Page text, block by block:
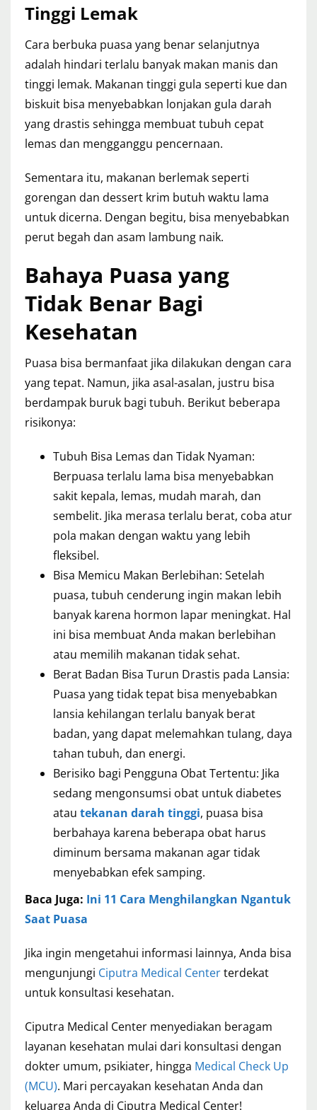
Tinggi Lemak
Cara berbuka puasa yang benar selanjutnya
adalah hindari terlalu banyak makan manis dan
tinggi lemak. Makanan tinggi gula seperti kue dan
biskuit bisa menyebabkan lonjakan gula darah
yang drastis sehingga membuat tubuh cepat
lemas dan mengganggu pencernaan.
Sementara itu, makanan berlemak seperti
gorengan dan dessert krim butuh waktu lama
untuk dicerna. Dengan begitu, bisa menyebabkan
perut begah dan asam lambung naik.
Bahaya Puasa yang
Tidak Benar Bagi
Kesehatan
Puasa bisa bermanfaat jika dilakukan dengan cara
yang tepat. Namun, jika asal-asalan, justru bisa
berdampak buruk bagi tubuh. Berikut beberapa
risikonya:
Tubuh Bisa Lemas dan Tidak Nyaman:
Berpuasa terlalu lama bisa menyebabkan
sakit kepala, lemas, mudah marah, dan
sembelit. Jika merasa terlalu berat, coba atur
pola makan dengan waktu yang lebih
fleksibel.
Bisa Memicu Makan Berlebihan: Setelah
puasa, tubuh cenderung ingin makan lebih
banyak karena hormon lapar meningkat. Hal
ini bisa membuat Anda makan berlebihan
atau memilih makanan tidak sehat.
Berat Badan Bisa Turun Drastis pada Lansia:
Puasa yang tidak tepat bisa menyebabkan
lansia kehilangan terlalu banyak berat
badan, yang dapat melemahkan tulang, daya
tahan tubuh, dan energi.
Berisiko bagi Pengguna Obat Tertentu: Jika
sedang mengonsumsi obat untuk diabetes
atau tekanan darah tinggi, puasa bisa
berbahaya karena beberapa obat harus
diminum bersama makanan agar tidak
menyebabkan efek samping.
Baca Juga: Ini 11 Cara Menghilangkan Ngantuk
Saat Puasa
Jika ingin mengetahui informasi lainnya, Anda bisa
mengunjungi Ciputra Medical Centerterdekat
untuk konsultasi kesehatan.
Ciputra Medical Center menyediakan beragam
layanan kesehatan mulai dari konsultasi dengan
dokter umum, psikiater, hingga Medical Check Up
(MCU). Mari percayakan kesehatan Anda dan
keluarga Anda di Ciputra Medical Center!